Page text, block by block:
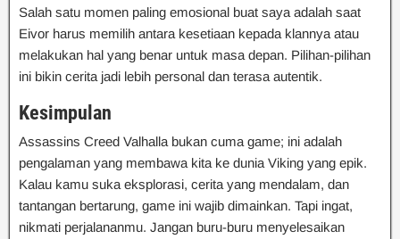
Salah satu momen paling emosional buat saya adalah saat
Eivor harus memilih antara kesetiaan kepada klannya atau
melakukan hal yang benar untuk masa depan. Pilihan-pilihan
ini bikin cerita jadi lebih personal dan terasa autentik.
Kesimpulan
Assassins Creed Valhalla bukan cuma game; ini adalah
pengalaman yang membawa kita ke dunia Viking yang epik.
Kalau kamu suka eksplorasi, cerita yang mendalam, dan
tantangan bertarung, game ini wajib dimainkan. Tapi ingat,
nikmati perjalananmu. Jangan buru-buru menyelesaikan